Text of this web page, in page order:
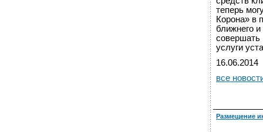
теперь
Корона» в
ближнего
совершать
услуги
16.06.2014
все
Размещение